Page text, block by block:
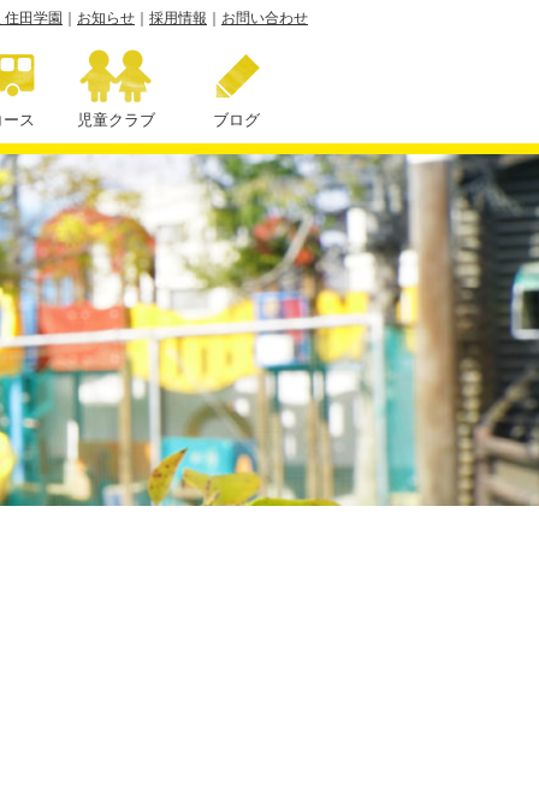
住田学園 お知らせ 採用情報 お問い合わせ
ス 児童クラブ ブログ